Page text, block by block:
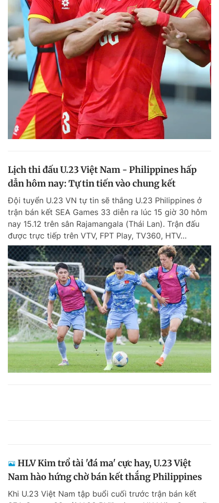
Lịch thi đấu U.23 Việt Nam - Philippines hấp
dẫn hôm nay: Tự tin tiến vào chung kết
Đội tuyển U.23 VN tự tin sẽ thắng U.23 Philippines ở
trận bán kết SEA Games 33 diễn ra lúc 15 giờ 30 hôm
nay 15.12 trên sân Rajamangala (Thái Lan). Trận đấu
được trực tiếp trên VTV, FPT Play, TV360, HTV…
HLV Kim trổ tài 'đá ma' cực hay, U.23 Việt
Nam hào hứng chờ bán kết thắng Philippines
Khi U.23 Việt Nam tập buổi cuối trước trận bán kết